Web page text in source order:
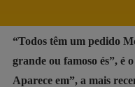
“Todos têm um pedido
grande ou famoso és”, é
Aparece em”, a mais